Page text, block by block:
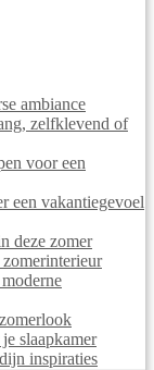
ambiance
zelfklevend of
voor een
een vakantiegevoel
deze zomer
slaapkamer
inspiraties